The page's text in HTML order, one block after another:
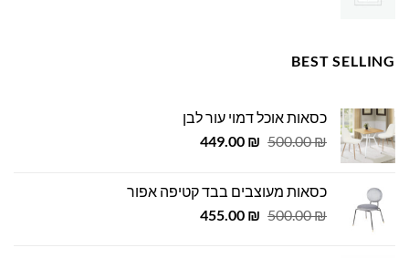
BEST SELLING
כסאות אוכל דמוי עור לבן
500.00₪
המחיר
500.00 ₪.
449.00 ₪
המחיר
449.00 ₪.
כסאות מעוצבים בבד קטיפה אפור
500.00₪
המחיר
455.00 ₪
המחיר